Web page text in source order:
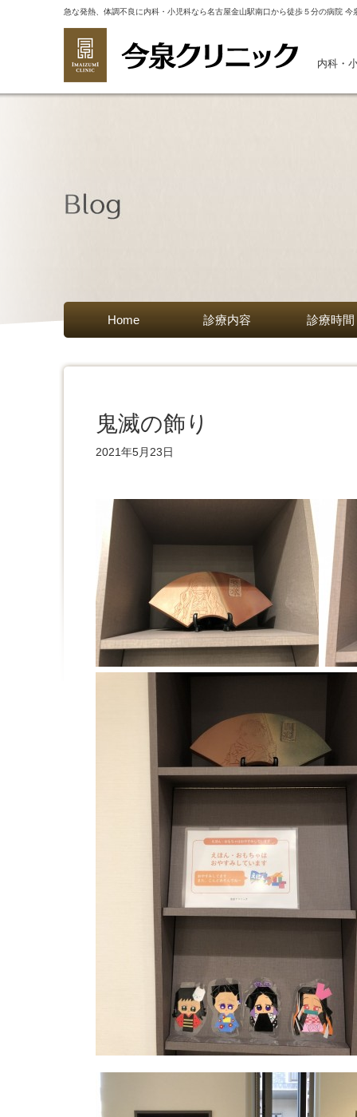
急な発熱、体調不良に内科・小児科なら名古屋金山駅南口から徒歩５分の病院 今
内科・
Home 診療内容 診療時間
鬼滅の飾り
2021年5月23日